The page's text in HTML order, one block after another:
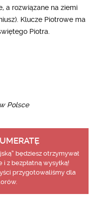
a rozwiązane na ziemi
Klucze Piotrowe ma
Piotra.
Polsce
będziesz otrzymywał
z bezpłatną wysyłką!
przygotowaliśmy dla